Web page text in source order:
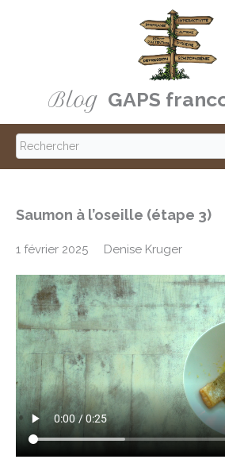
Blog GAPS
S
e
r
c
h
Saumon à l’oseille (étape 3)
1 février 2025 Denise Kruger